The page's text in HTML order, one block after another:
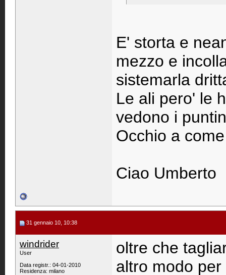
E' storta e
mezzo e
sistemarla
Le ali pero' le
vedono i
Occhio a
Ciao Umberto
31 gennaio 10, 10:38
windrider
User
Data registr.: 04-01-2010
Residenza: milano
oltre che
altro modo